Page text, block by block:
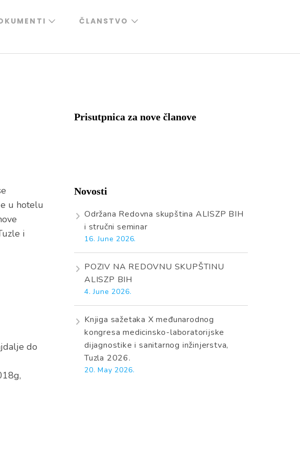
ČLANSTVO
u hotelu
i
do
Prisutpnica za nove članove
Novosti
Održana Redovna skupština ALISZP BIH
i stručni seminar
16. June 2026.
POZIV NA REDOVNU SKUPŠTINU
ALISZP BIH
4. June 2026.
Knjiga sažetaka X međunarodnog
kongresa medicinsko-laboratorijske
dijagnostike i sanitarnog inžinjerstva,
Tuzla 2026.
20. May 2026.